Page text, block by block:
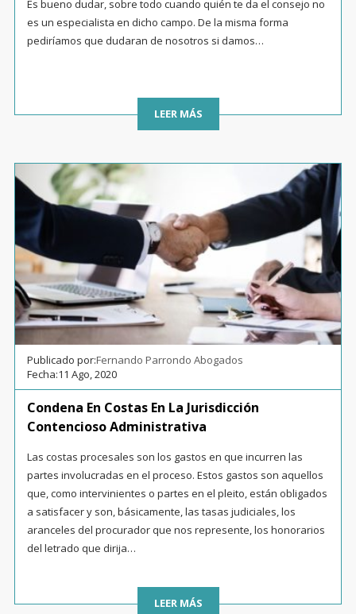
Es bueno dudar, sobre todo cuando quién te da el consejo no
es un especialista en dicho campo. De la misma forma
pediríamos que dudaran de nosotros si damos…
LEER MÁS
Publicado por:Fernando Parrondo Abogados
Fecha:11 Ago, 2020
Condena En Costas En La Jurisdicción
Contencioso Administrativa
Las costas procesales son los gastos en que incurren las
partes involucradas en el proceso. Estos gastos son aquellos
que, como intervinientes o partes en el pleito, están obligados
a satisfacer y son, básicamente, las tasas judiciales, los
aranceles del procurador que nos represente, los honorarios
del letrado que dirija…
LEER MÁS